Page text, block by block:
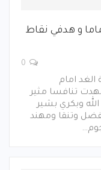
و هدفي نقاط
الغد امام
تنافسا مثير
وبكري بشير
وتنقا ومهند